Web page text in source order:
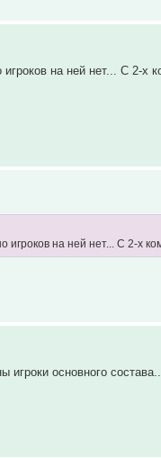
на ней нет... С 2-х
игроков на ней нет... С 2-х
игроки основного